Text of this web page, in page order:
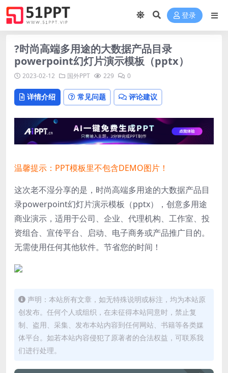
登录
?时尚高端多用途的大数据产品目录
powerpoint幻灯片演示模板（pptx）
2023-02-12 国外PPT 229 0
详情介绍 常见问题 评论建议
温馨提示：PPT模板里不包含DEMO图片！
这次老不湿分享的是，时尚高端多用途的大数据产品目
录powerpoint幻灯片演示模板（pptx），创意多用途
商业演示，适用于公司、企业、代理机构、工作室、投
资组合、宣传平台、启动、电子商务或产品推广目的。
无需使用任何其他软件。节省您的时间！
声明：本站所有文章，如无特殊说明或标注，均为本站原
创发布。任何个人或组织，在未征得本站同意时，禁止复
制、盗用、采集、发布本站内容到任何网站、书籍等各类媒
体平台。如若本站内容侵犯了原著者的合法权益，可联系我
们进行处理。